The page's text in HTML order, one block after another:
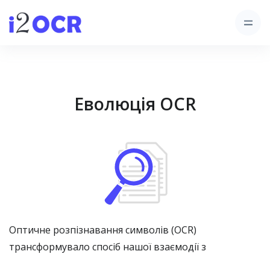
Еволюція OCR
Оптичне розпізнавання символів (OCR)
трансформувало спосіб нашої взаємодії з